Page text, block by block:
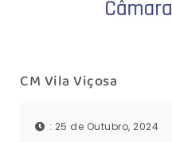
CM Vila Viçosa
: 25 de Outubro, 2024